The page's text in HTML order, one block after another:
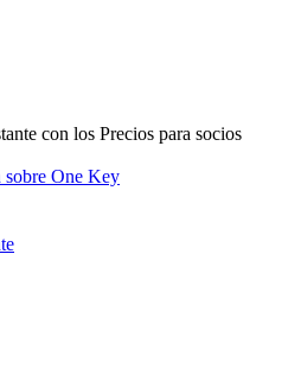
con los Precios para socios
One Key